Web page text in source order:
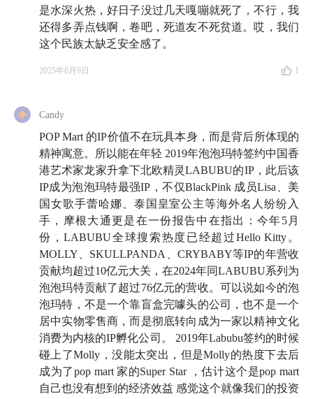
在诸位听友的支持下，知行小酒馆马上就要做到 200 期
啦，我们准备制作一期特别节目，怀着轻松愉悦的心
关于小酒馆，你有什么好奇的问题？又或者，有些话想
告诉我们很久了，但一直没机会说。趁着这个机会，都
写下来吧！
你的提问或分享，有可能会出现在我们的节目之中。欢
迎你扫码参与问卷， 或点击链接，共创属于我们的纪念
时刻！干杯！
是水深火热，好日子没过几天嘎嘣就死了，不行，我
还得多弄点钱啊，卷吧，死道友不死贫道。哎，我们
这个民族太缺乏安全感了。
2025年6月9日 1
Candy
POP Mart 的IP价值不在玩具本身，而是背后所体现的
精神寓意。所以能在年轻 2019年泡泡玛特签约中国香
港艺术家龙家升拿下北欧精灵LABUBU的IP，此后该
IP成为泡泡玛特最强IP，不仅BlackPink 成员Lisa、美
国女歌手蕾哈娜、泰国皇室公主等海外名人纷纷入
手，摩根大通更是在一份报告中在指出：今年5月
份，LABUBU全球搜索热度已经超过Hello Kitty。
MOLLY、SKULLPANDA、CRYBABY等IP的年营收
贡献均超过10亿元大关，在2024年同LABUBU系列为
泡泡玛特贡献了超过76亿元的营收。可以说如今的泡
泡玛特，不是一个靠盲盒完噱头的公司，也不是一个
居中实物零售商，而是彻底转向成为一家以精神文化
消费为内核的IP孵化公司。 2019年Labubu签约的时候
碰上了Molly，没能太突出，但是Molly的热度下去后
成为了pop mart 家的Super Star ，估计这个是pop mart
自己也没有想到的经济效益 感觉这个就像我们的投资